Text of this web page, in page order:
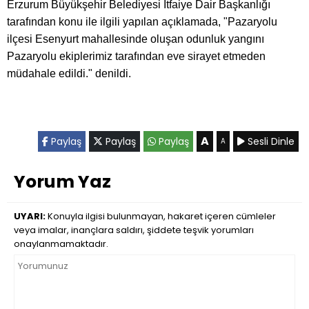
Erzurum Büyükşehir Belediyesi İtfaiye Dair Başkanlığı
tarafından konu ile ilgili yapılan açıklamada, "Pazaryolu
ilçesi Esenyurt mahallesinde oluşan odunluk yangını
Pazaryolu ekiplerimiz tarafından eve sirayet etmeden
müdahale edildi." denildi.
Paylaş Paylaş Paylaş A A Sesli Dinle
Yorum Yaz
UYARI:Konuyla ilgisi bulunmayan, hakaret içeren cümleler
veya imalar, inançlara saldırı, şiddete teşvik yorumları
onaylanmamaktadır.